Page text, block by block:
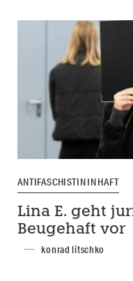
ANTIFASCHISTIN IN HAFT
Lina E. geht
Beugehaft vor
konrad litschko